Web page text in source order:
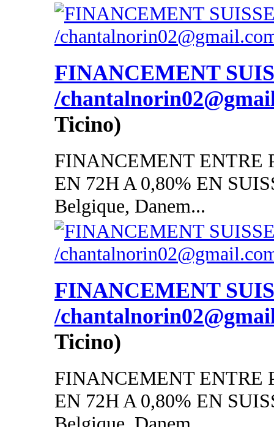
FINANCEMENT
/
Ticino)
FINANCEMENT ENTRE
EN 72H A 0,80% EN
Belgique, Danem...
FINANCEMENT
/
Ticino)
FINANCEMENT ENTRE
EN 72H A 0,80% EN